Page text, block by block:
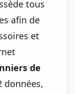
tous
afin de
et
de
données,